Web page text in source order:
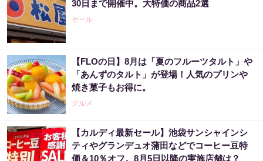
30日まで開催中。大特価の商品2選
セール
【FLOの日】8月は「夏のフルーツタルト」や
「あんずのタルト」が登場！人気のプリンや
焼き菓子もお得に。
グルメ
【カルディ最新セール】池袋サンシャインシ
ティやグランデュオ蒲田などでコーヒー豆特
価＆10％オフ。8月5日以降の実施店舗は？